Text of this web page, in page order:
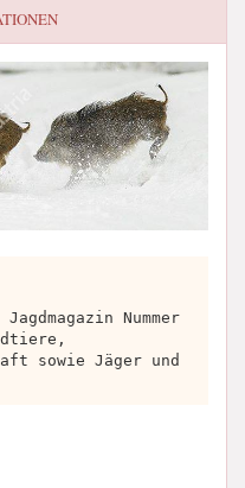
Nummer
sowie Jäger und